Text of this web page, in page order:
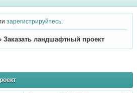
зарегистрируйтесь
Заказать ландшафтный проект